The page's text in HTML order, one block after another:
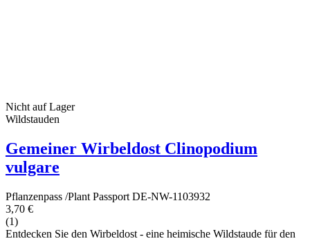
Nicht auf Lager
Wildstauden
Gemeiner Wirbeldost Clinopodium
vulgare
Pflanzenpass /Plant Passport DE-NW-1103932
3,70 €
(1)
Entdecken Sie den Wirbeldost - eine heimische Wildstaude für den